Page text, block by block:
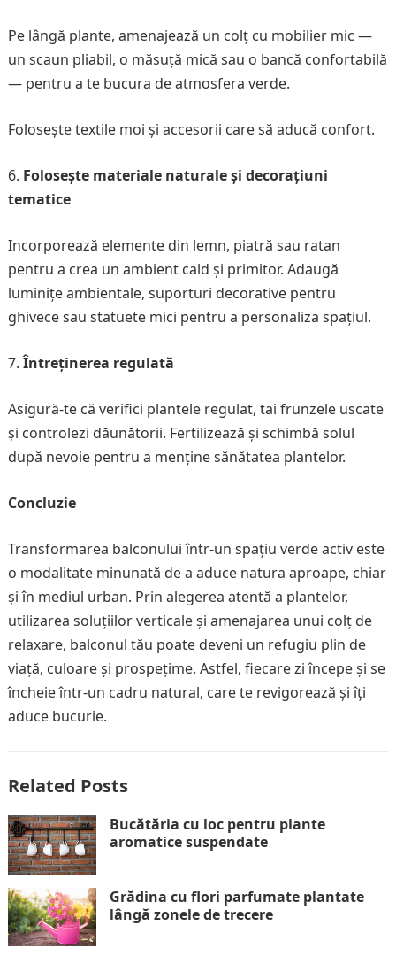
Pe lângă plante, amenajează un colț cu mobilier mic —
un scaun pliabil, o măsuță mică sau o bancă confortabilă
— pentru a te bucura de atmosfera verde.
Folosește textile moi și accesorii care să aducă confort.
Folosește materiale naturale și decorațiuni
tematice
Incorporează elemente din lemn, piatră sau ratan
pentru a crea un ambient cald și primitor. Adaugă
luminițe ambientale, suporturi decorative pentru
ghivece sau statuete mici pentru a personaliza spațiul.
Întreținerea regulată
Asigură-te că verifici plantele regulat, tai frunzele uscate
și controlezi dăunătorii. Fertilizează și schimbă solul
după nevoie pentru a menține sănătatea plantelor.
Concluzie
Transformarea balconului într-un spațiu verde activ este
o modalitate minunată de a aduce natura aproape, chiar
și în mediul urban. Prin alegerea atentă a plantelor,
utilizarea soluțiilor verticale și amenajarea unui colț de
relaxare, balconul tău poate deveni un refugiu plin de
viață, culoare și prospețime. Astfel, fiecare zi începe și se
încheie într-un cadru natural, care te revigorează și îți
aduce bucurie.
Related Posts
Bucătăria cu loc pentru plante
aromatice suspendate
Grădina cu flori parfumate plantate
lângă zonele de trecere